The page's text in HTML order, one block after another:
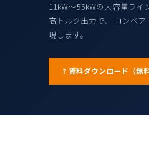
11kW〜55kWの大容量ラ
高トルク出力で、 コンベ
現します。
? 資料ダウンロード（無料